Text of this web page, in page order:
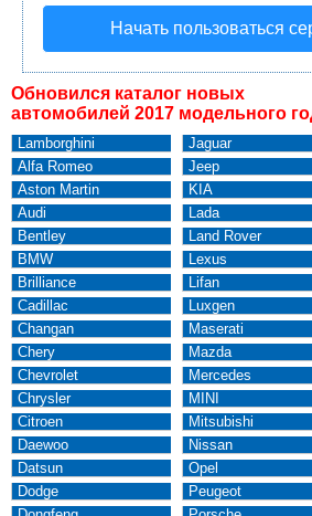
Начать пользоваться
Обновился каталог новых
автомобилей 2017 модельного
Lamborghini
Alfa Romeo
Aston Martin
Audi
Bentley
BMW
Brilliance
Cadillac
Changan
Chery
Chevrolet
Chrysler
Citroen
Daewoo
Datsun
Dodge
Jaguar
Jeep
KIA
Lada
Land Rover
Lexus
Lifan
Luxgen
Maserati
Mazda
Mercedes
MINI
Mitsubishi
Nissan
Opel
Peugeot